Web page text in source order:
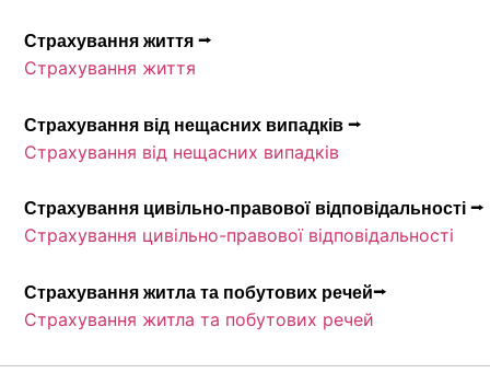
Страхування життя ⭢
Страхування життя
Страхування від нещасних випадків ⭢
Страхування від нещасних випадків
Страхування цивільно-правової відповідальності ⭢
Страхування цивільно-правової відповідальності
Страхування житла та побутових речей⭢
Страхування житла та побутових речей